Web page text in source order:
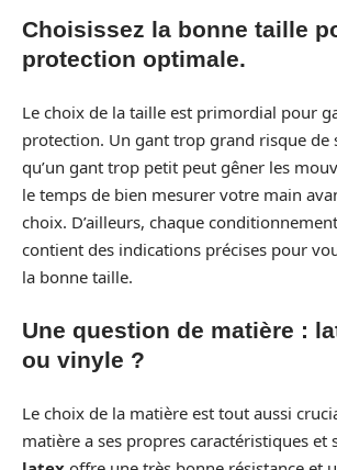
Choisissez la bonne taille
protection optimale.
Le choix de la taille est primordial pour
protection. Un gant trop grand risque de
qu’un gant trop petit peut gêner les
le temps de bien mesurer votre main
choix. D’ailleurs, chaque
contient des indications précises pour
la bonne taille.
Une question de matière :
ou vinyle ?
Le choix de la matière est tout aussi
matière a ses propres caractéristiques et